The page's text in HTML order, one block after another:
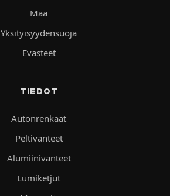
Maa
Yksityisyydensuoja
Evästeet
TIEDOT
Autonrenkaat
Peltivanteet
Alumiinivanteet
Lumiketjut